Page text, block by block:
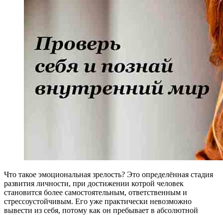
Что такое эмоциональная зрелость? Это определённая стадия
развития личности, при достижении котрой человек
становится более самостоятельным, ответственным и
стрессоустойчивым. Его уже практически невозможно
вывести из себя, потому как он пребывает в абсолютной